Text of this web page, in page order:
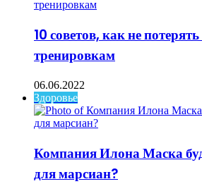
10 советов, как не
тренировкам
06.06.2022
Здоровье
Компания Илона Маска
для марсиан?